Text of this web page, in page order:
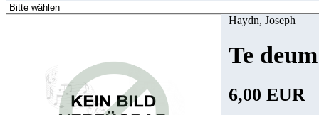
Haydn, Joseph
Te
6,00 EUR